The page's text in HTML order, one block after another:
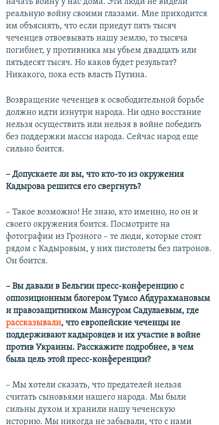
начать войну у нас дома. Эти люди не видели
реальную войну своими глазами. Мне приходится
им объяснять, что если приедут пять тысяч
чеченцев отвоевывать нашу землю, то тысяча
погибнет, у противника мы убьем двадцать или
пятьдесят тысяч. Но каков будет результат?
Никакого, пока есть власть Путина.
Возвращение чеченцев к освободительной борьбе
должно идти изнутри народа. Ни одно восстание
нельзя осуществить или нельзя в войне победить
без поддержки массы народа. Сейчас народ еще
сильно боится.
– Допускаете ли вы, что кто-то из окружения
Кадырова решится его свергнуть?
– Такое возможно! Не знаю, кто именно, но он и
своего окружения боится. Посмотрите на
фотографии из Грозного – те люди, которые стоят
рядом с Кадыровым, у них пистолеты без патронов.
Он боится.
– Вы давали в Бельгии пресс-конференцию с
оппозиционным блогером Тумсо Абдурахмановым
и правозащитником Мансуром Садулаевым, где
рассказывали, что европейские чеченцы не
поддерживают кадыровцев и их участие в войне
против Украины. Расскажите подробнее, в чем
была цель этой пресс-конференции?
– Мы хотели сказать, что предателей нельзя
считать сыновьями нашего народа. Мы были
сильны духом и хранили нашу чеченскую
историю. Мы никогда не забывали, что с нами